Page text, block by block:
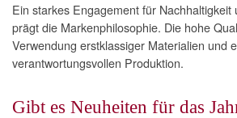
Ein starkes Engagement für Nachhaltigkeit
prägt die Markenphilosophie. Die hohe
Verwendung erstklassiger Materialien und
verantwortungsvollen Produktion.
Gibt es Neuheiten für das